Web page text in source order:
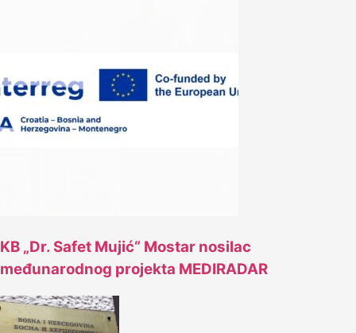
KB „Dr. Safet Mujić“ Mostar nosilac
međunarodnog projekta MEDIRADAR